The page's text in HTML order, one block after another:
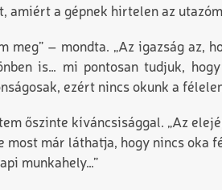
amiért a gépnek hirtelen az
meg” – mondta. „Az igazság az,
is… mi pontosan tudjuk,
ezért nincs okunk a
őszinte kíváncsisággal. „Az
most már láthatja, hogy nincs oka
munkahely…”